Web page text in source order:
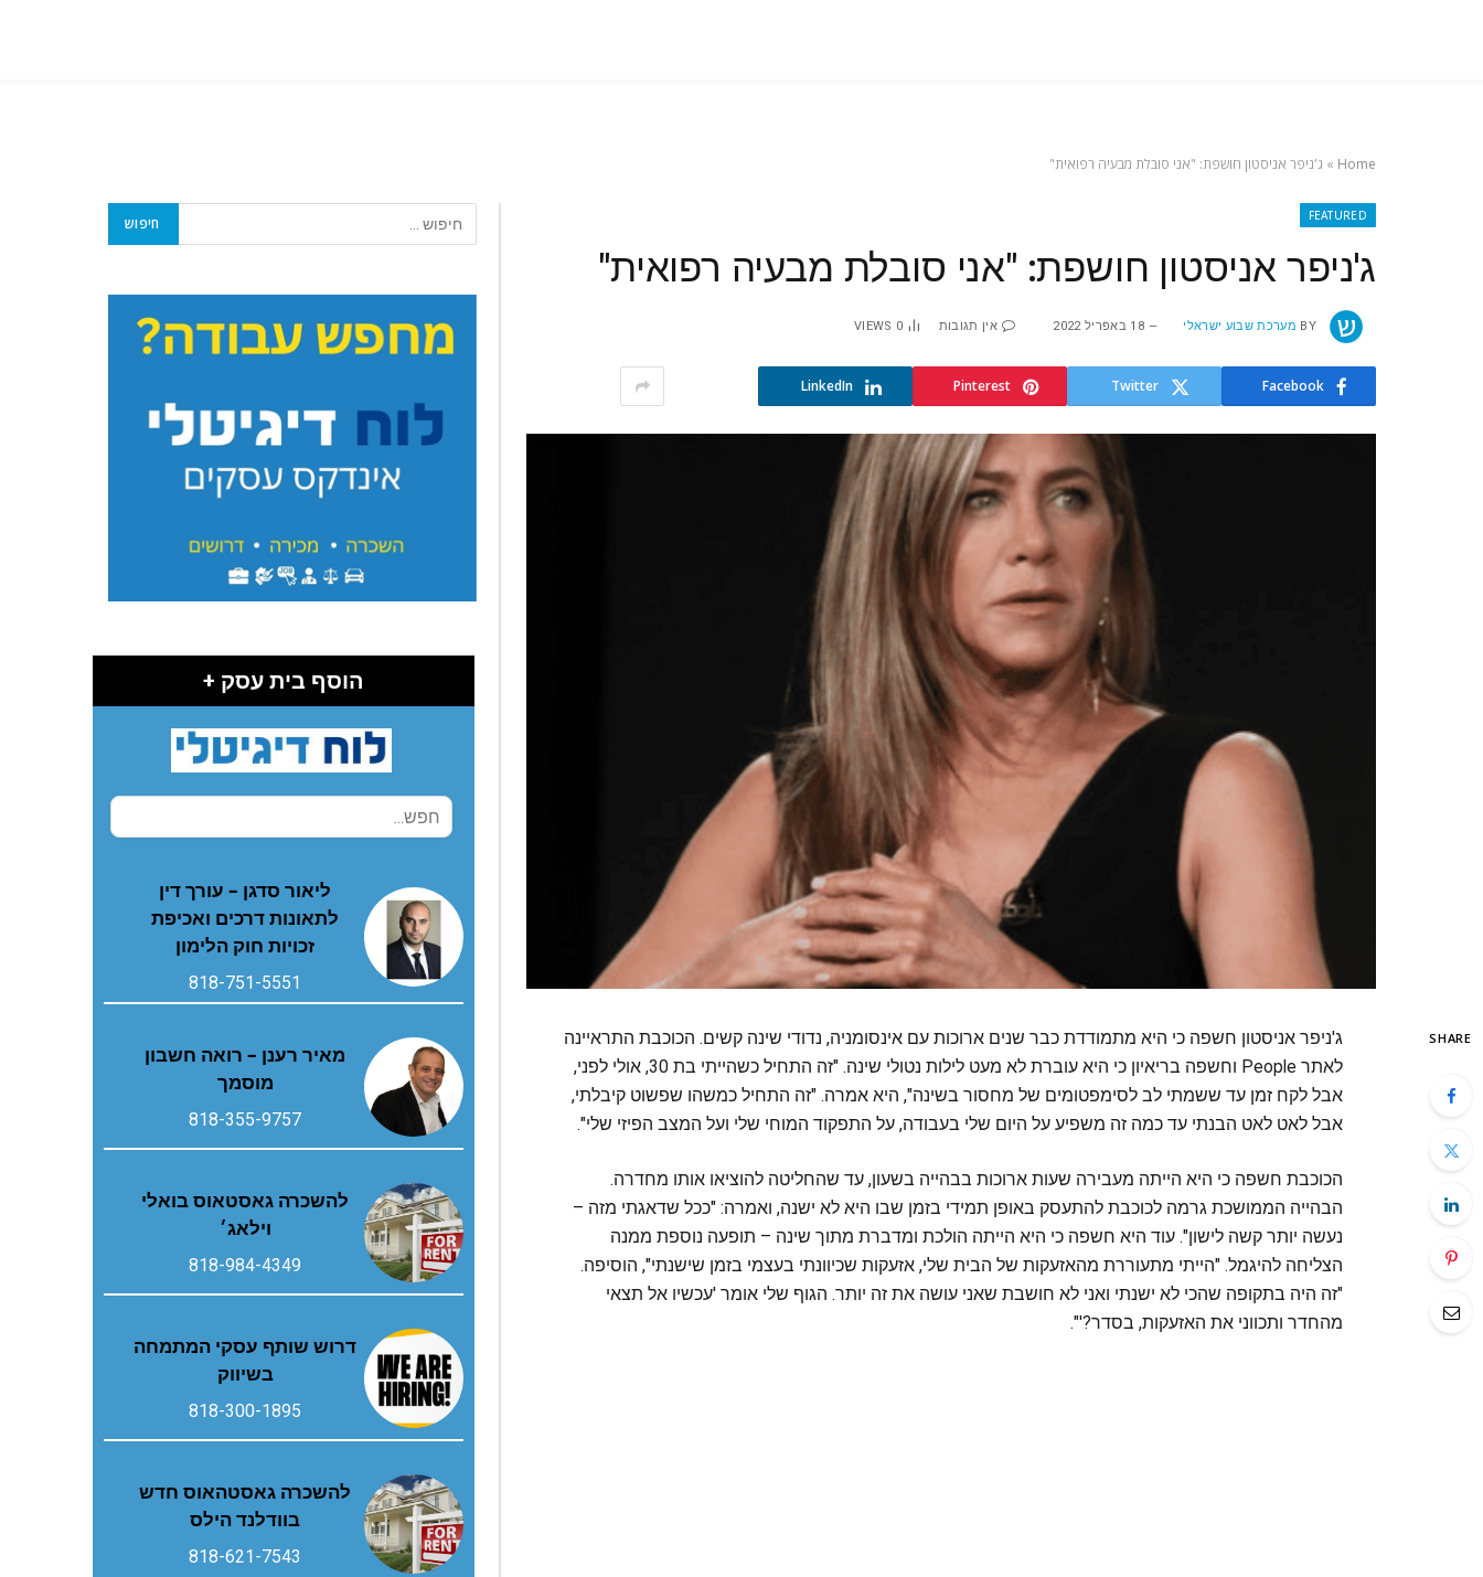
Home
» ג'ניפר אניסטון חושפת: "אני סובלת מבעיה רפואית"
FEATURED
ג'ניפר אניסטון חושפת: "אני סובלת מבעיה רפואית"
BY מערכת שבוע ישראלי 18 באפריל 2022 אין תגובות 0
VIEWS
Facebook
Twitter
Pinterest
LinkedIn
SHARE
ג'ניפר אניסטון חשפה כי היא מתמודדת כבר שנים ארוכות עם אינסומניה, נדודי שינה קשים. הכוכבת התראיינה
לאתר People וחשפה בריאיון כי היא עוברת לא מעט לילות נטולי שינה. "זה התחיל כשהייתי בת 30, אולי לפני,
אבל לקח זמן עד ששמתי לב לסימפטומים של מחסור בשינה", היא אמרה. "זה התחיל כמשהו שפשוט קיבלתי,
אבל לאט לאט הבנתי עד כמה זה משפיע על היום שלי בעבודה, על התפקוד המוחי שלי ועל המצב הפיזי שלי".
הכוכבת חשפה כי היא הייתה מעבירה שעות ארוכות בבהייה בשעון, עד שהחליטה להוציאו אותו מחדרה.
הבהייה הממושכת גרמה לכוכבת להתעסק באופן תמידי בזמן שבו היא לא ישנה, ואמרה: "ככל שדאגתי מזה –
נעשה יותר קשה לישון". עוד היא חשפה כי היא הייתה הולכת ומדברת מתוך שינה – תופעה נוספת ממנה
הצליחה להיגמל. "הייתי מתעוררת מהאזעקות של הבית שלי, אזעקות שכיוונתי בעצמי בזמן שישנתי", הוסיפה.
"זה היה בתקופה שהכי לא ישנתי ואני לא חושבת שאני עושה את זה יותר. הגוף שלי אומר 'עכשיו אל תצאי
מהחדר ותכווני את האזעקות, בסדר?'".
הוסף בית עסק +
ליאור סדגן – עורך דין
לתאונות דרכים ואכיפת
זכויות חוק הלימון
818-751-5551
מאיר רענן – רואה חשבון
מוסמך
818-355-9757
להשכרה גאסטאוס בואלי
וילאג׳
818-984-4349
דרוש שותף עסקי המתמחה
בשיווק
818-300-1895
להשכרה גאסטהאוס חדש
בוודלנד הילס
818-621-7543